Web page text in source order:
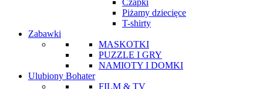
Czapki
Piżamy dziecięce
T-shirty
Zabawki
MASKOTKI
PUZZLE I GRY
NAMIOTY I DOMKI
Ulubiony Bohater
FILM & TV